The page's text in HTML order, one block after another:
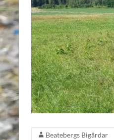
Beatebergs Bigårdar